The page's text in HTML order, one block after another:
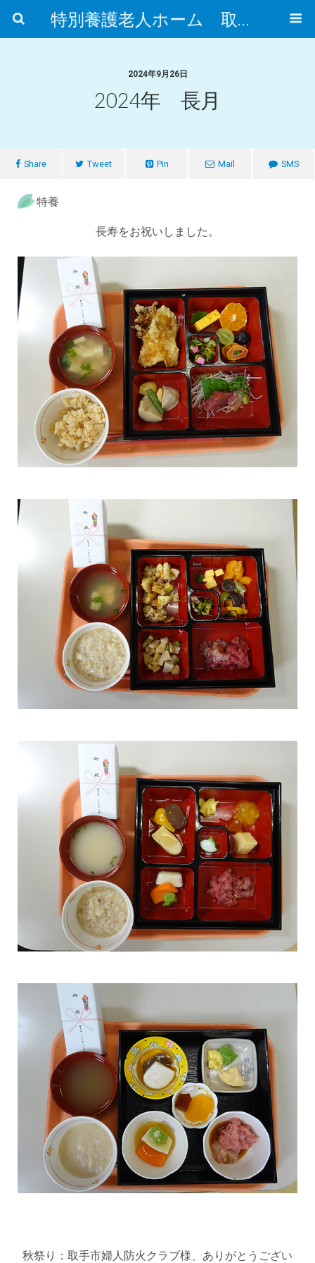
特別養護老人ホーム 取手市ふれあいの郷
2024年9月26日
2024年 長月
Share Tweet Pin Mail SMS
特養
長寿をお祝いしました。
秋祭り：取手市婦人防火クラブ様、ありがとうござい